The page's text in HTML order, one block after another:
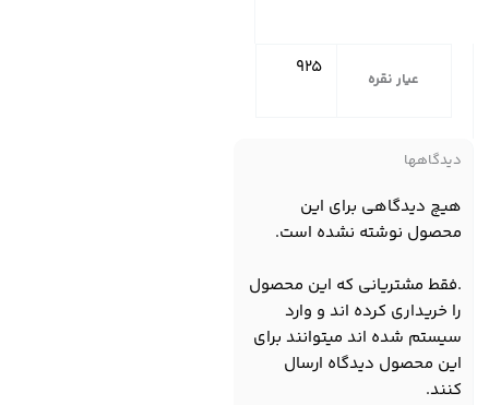
عیار نقره 925
دیدگاهها
هیچ دیدگاهی برای این
محصول نوشته نشده است.
.فقط مشتریانی که این محصول
را خریداری کرده اند و وارد
سیستم شده اند میتوانند برای
این محصول دیدگاه ارسال
کنند.